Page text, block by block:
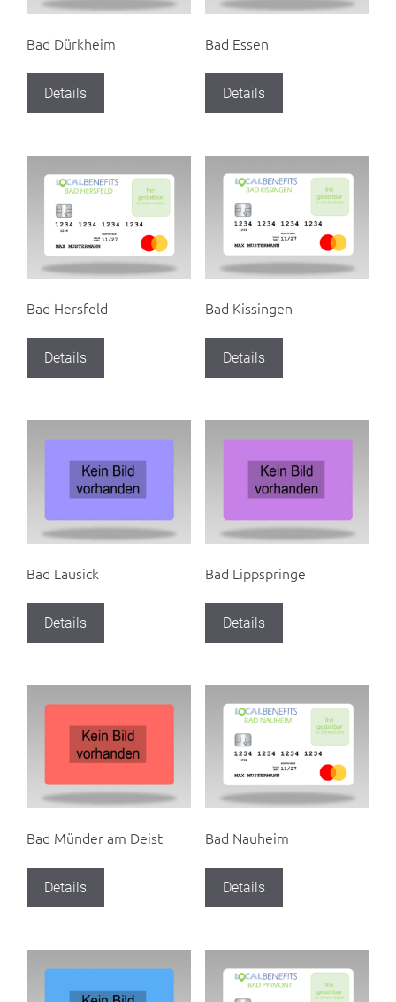
Bad Dürkheim
Details
Bad Essen
Details
Bad Hersfeld
Details
Bad Kissingen
Details
Bad Lausick
Details
Bad Lippspringe
Details
Bad Münder am Deist
Details
Bad Nauheim
Details